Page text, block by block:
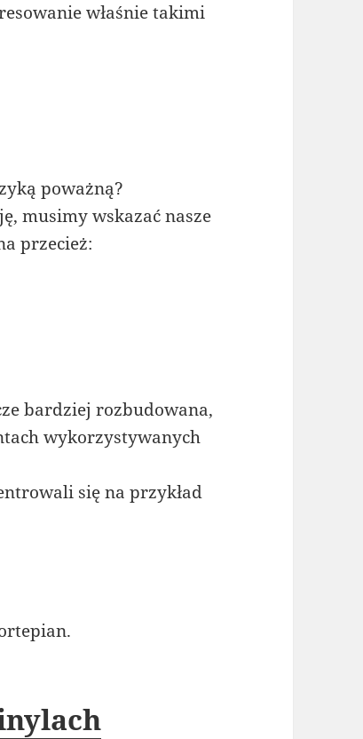
właśnie takimi
poważną?
musimy wskazać nasze
przecież:
bardziej rozbudowana,
wykorzystywanych
się na przykład